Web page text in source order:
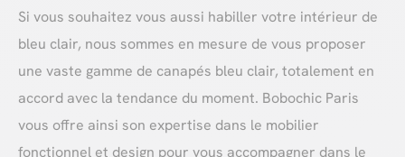
Si vous souhaitez vous aussi habiller votre intérieur de
bleu clair, nous sommes en mesure de vous proposer
une vaste gamme de canapés bleu clair, totalement en
accord avec la tendance du moment. Bobochic Paris
vous offre ainsi son expertise dans le mobilier
fonctionnel et design pour vous accompagner dans le